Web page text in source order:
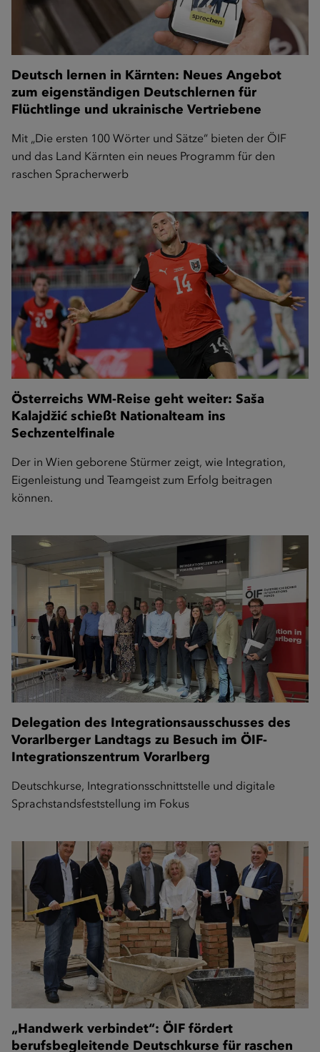
Deutsch lernen in Kärnten: Neues Angebot
zum eigenständigen Deutschlernen für
Flüchtlinge und ukrainische Vertriebene
Mit „Die ersten 100 Wörter und Sätze“ bieten der ÖIF
und das Land Kärnten ein neues Programm für den
raschen Spracherwerb
Österreichs WM-Reise geht weiter: Saša
Kalajdžić schießt Nationalteam ins
Sechzentelfinale
Der in Wien geborene Stürmer zeigt, wie Integration,
Eigenleistung und Teamgeist zum Erfolg beitragen
können.
Delegation des Integrationsausschusses des
Vorarlberger Landtags zu Besuch im ÖIF-
Integrationszentrum Vorarlberg
Deutschkurse, Integrationsschnittstelle und digitale
Sprachstandsfeststellung im Fokus
„Handwerk verbindet“: ÖIF fördert
berufsbegleitende Deutschkurse für raschen